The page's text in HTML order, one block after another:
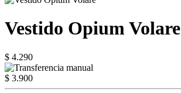
Vestido Opium Volare
$ 4.290
$ 3.900